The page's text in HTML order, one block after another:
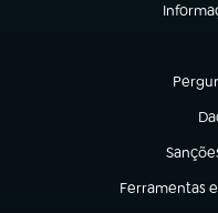
(abre
(abre
(abre
Ferramentas
(abre em